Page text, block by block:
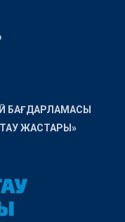
БАҒДАРЛАМАСЫ
ЖАСТАРЫ»